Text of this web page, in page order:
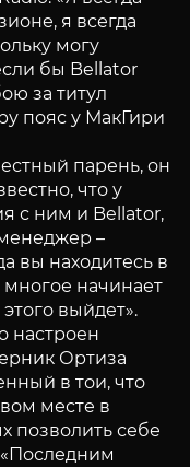
я всегда
могу
бы Bellator
за титул
пояс у МакГири
парень, он
что у
с ним и Bellator,
–
вы находитесь в
начинает
выйдет».
настроен
Ортиза
в тои, что
месте в
позволить себе